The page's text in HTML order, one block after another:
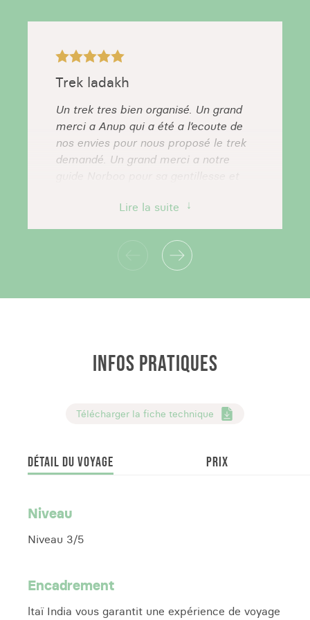
Trek ladakh
Un trek tres bien organisé. Un grand
merci a Anup qui a été a l’ecoute de
nos envies pour nous proposé le trek
demandé. Un grand merci a notre
et aux petits soins avec nous. Nous
avons partagé la vie des locaux en
toute simplicité. Je recommande
l’agence pour organiser des trek au
Anne
Lire la suite
INFOS PRATIQUES
Télécharger la fiche technique
DÉTAIL DU VOYAGE PRIX
Niveau
Niveau 3/5
Encadrement
ltaï India vous garantit une expérience de voyage